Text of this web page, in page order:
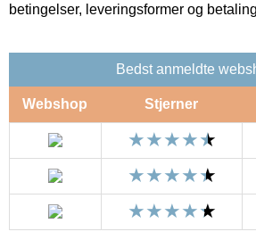
betingelser, leveringsformer og
Bedst anmeldte
Webshop Stjerner